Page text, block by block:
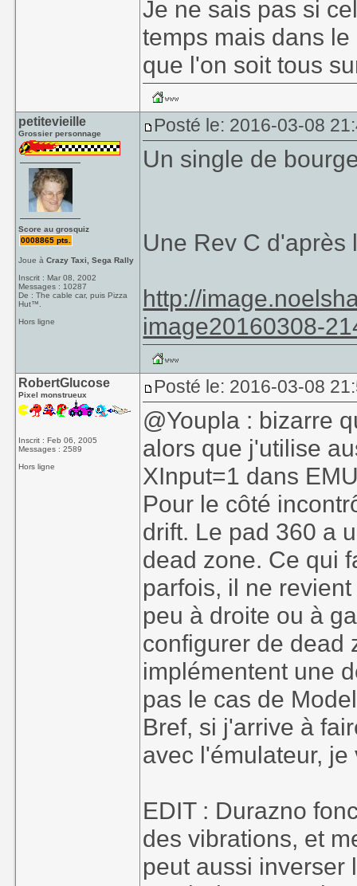
Je ne sais pas si
temps mais dans
que l'on soit tous
petitevieille
Grossier personnage
Score au grosquiz
0008865 pts.
Joue àCrazy Taxi, Sega Rally
Inscrit : Mar 08, 2002
Messages : 10287
De : The cable car, puis Pizza
Hut™.
Hors ligne
Posté le: 2016-03-08
Un single de
Une Rev C d'après
http://
image20160308-
RobertGlucose
Pixel monstrueux
Inscrit : Feb 06, 2005
Messages : 2589
Hors ligne
Posté le: 2016-03-08
@Youpla : bizarre
alors que j'utilise
XInput=1 dans
Pour le côté
drift. Le pad 360 a
dead zone. Ce qui
parfois, il ne
peu à droite ou à
configurer de dead
implémentent une
pas le cas de
Bref, si j'arrive à
avec l'émulateur,
EDIT : Durazno
des vibrations, et
peut aussi inverser